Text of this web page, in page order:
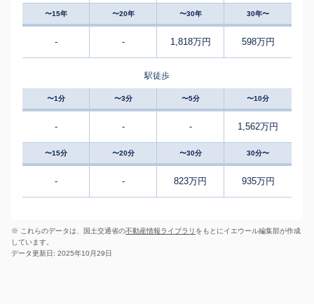
〜15年 〜20年 〜30年 30年〜
- - 1,818万円 598万円
駅徒歩
〜1分 〜3分 〜5分 〜10分
- - - 1,562万円
〜15分 〜20分 〜30分 30分〜
- - 823万円 935万円
※ これらのデータは、国土交通省の不動産情報ライブラリ をもとにイエウール編集部が作成
しています。
データ更新日: 2025年10月29日